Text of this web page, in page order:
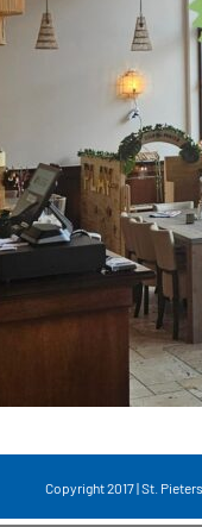
Copyright 2017 | St.